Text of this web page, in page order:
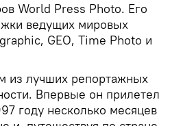
World Press Photo. Его
ведущих мировых
GEO, Time Photo и
из лучших репортажных
Впервые он прилетел
году несколько месяцев